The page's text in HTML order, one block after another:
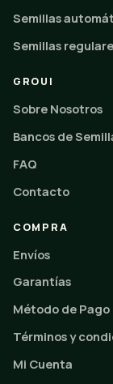
Semillas
Semillas
GROUI
Sobre Nosotros
Bancos de
FAQ
Contacto
COMPRA
Envíos
Garantías
Método de Pago
Términos y
Mi Cuenta